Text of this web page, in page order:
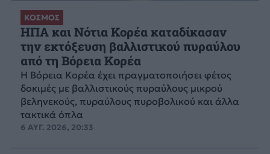
ΚΟΣΜΟΣ
ΗΠΑ και Νότια Κορέα καταδίκασαν
την εκτόξευση βαλλιστικού πυραύλου
από τη Βόρεια Κορέα
Η Βόρεια Κορέα έχει πραγματοποιήσει φέτος
δοκιμές με βαλλιστικούς πυραύλους μικρού
βεληνεκούς, πυραύλους πυροβολικού και άλλα
τακτικά όπλα
6 ΑΥΓ. 2026, 20:33